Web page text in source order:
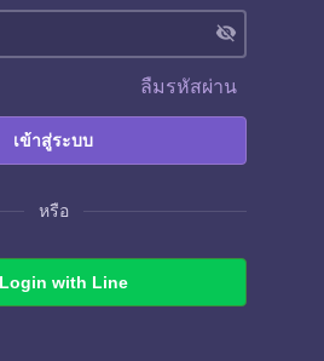
visibility_off
ลืมรหัสผ่าน
เข้าสู่ระบบ
หรือ
Login with Line